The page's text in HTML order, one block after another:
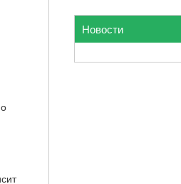
Новости